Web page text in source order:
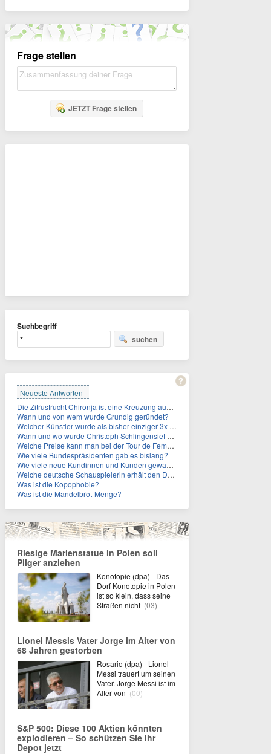
Frage stellen
JETZT Frage stellen
Suchbegriff
suchen
Neueste Antworten
Die Zitrusfrucht Chironja ist eine Kreuzung aus welchen Früchten?
Wann und von wem wurde Grundig geründet?
Welcher Künstler wurde als bisher einziger 3x in die Rock and Roll Hall of Fame aufgenommen?
Wann und wo wurde Christoph Schlingensief geboren?
Welche Preise kann man bei der Tour de Femmes 2026 gewinnen?
Wie viele Bundespräsidenten gab es bislang?
Wie viele neue Kundinnen und Kunden gewann MagentaTV allein durch die WM hinzu?
Welche deutsche Schauspielerin erhält den Deutschen Kulturpolitikpreis?
Was ist die Kopophobie?
Was ist die Mandelbrot-Menge?
Riesige Marienstatue in Polen soll
Pilger anziehen
Konotopie (dpa) - Das
Dorf Konotopie in Polen
ist so klein, dass seine
Straßen nicht (03)
Lionel Messis Vater Jorge im Alter von
68 Jahren gestorben
Rosario (dpa) - Lionel
Messi trauert um seinen
Vater. Jorge Messi ist im
Alter von (00)
S&P 500: Diese 100 Aktien könnten
explodieren – So schützen Sie Ihr
Depot jetzt